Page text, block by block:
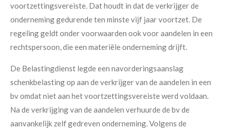
voortzettingsvereiste. Dat houdt in dat de verkrijger de
onderneming gedurende ten minste vijf jaar voortzet. De
regeling geldt onder voorwaarden ook voor aandelen in een
rechtspersoon, die een materiële onderneming drijft.
De Belastingdienst legde een navorderingsaanslag
schenkbelasting op aan de verkrijger van de aandelen in een
bv omdat niet aan het voortzettingsvereiste werd voldaan.
Na de verkrijging van de aandelen verhuurde de bv de
aanvankelijk zelf gedreven onderneming. Volgens de